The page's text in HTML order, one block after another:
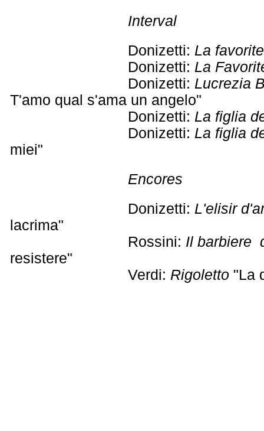
Interval
Donizetti: La
Donizetti: La
Donizetti: Lucrezia
T'amo qual s'ama un angelo"
Donizetti: La figlia
Donizetti: La figlia
miei"
Encores
Donizetti: L'elisir
lacrima"
Rossini: Il barbiere
resistere"
Verdi: Rigoletto "La